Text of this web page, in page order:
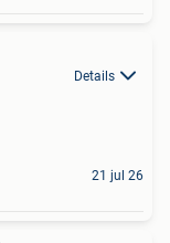
Details
21 jul 26